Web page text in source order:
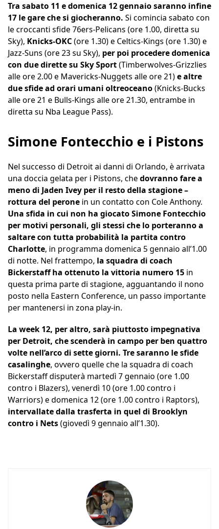
Tra sabato 11 e domenica 12 gennaio saranno infine
17 le gare che si giocheranno. Si comincia sabato con
le croccanti sfide 76ers-Pelicans (ore 1.00, diretta su
Sky), Knicks-OKC(ore 1.30) e Celtics-Kings (ore 1.30) e
Jazz-Suns (ore 23 su Sky), per poi procedere domenica
con due dirette su Sky Sport(Timberwolves-Grizzlies
alle ore 2.00 e Mavericks-Nuggets alle ore 21)e altre
due sfide ad orari umani oltreoceano(Knicks-Bucks
alle ore 21 e Bulls-Kings alle ore 21.30, entrambe in
diretta su Nba League Pass).
Simone Fontecchio e i Pistons
Nel successo di Detroit ai danni di Orlando, è arrivata
una doccia gelata per i Pistons, chedovranno fare a
meno di Jaden Ivey per il resto della stagione –
rottura del perone in un contatto con Cole Anthony.
Una sfida in cui non ha giocato Simone Fontecchio
per motivi personali, gli stessi che lo porteranno a
saltare con tutta probabilità la partita contro
Charlotte, in programma domenica 5 gennaio all’1.00
di notte. Nel frattempo, la squadra di coach
Bickerstaff ha ottenuto la vittoria numero 15 in
questa prima parte di stagione, agguantando il nono
posto nella Eastern Conference, un passo importante
per mantenersi in zona play-in.
La week 12, per altro, sarà piuttosto impegnativa
per Detroit, che scenderà in campo per ben quattro
volte nell’arco di sette giorni. Tre saranno le sfide
casalinghe, ovvero quelle che la squadra di coach
Bickerstaff disputerà martedì 7 gennaio (ore 1.00
contro i Blazers), venerdì 10 (ore 1.00 contro i
Warriors) e domenica 12 (ore 1.00 contro i Raptors),
intervallate dalla trasferta in quel di Brooklyn
contro i Nets(giovedì 9 gennaio all’1.30).